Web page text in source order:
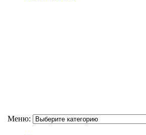
Меню: